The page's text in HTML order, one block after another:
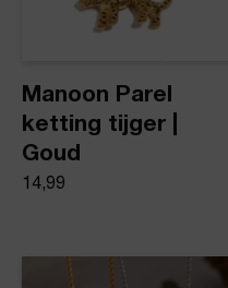
Manoon Parel
ketting tijger |
Goud
14,99